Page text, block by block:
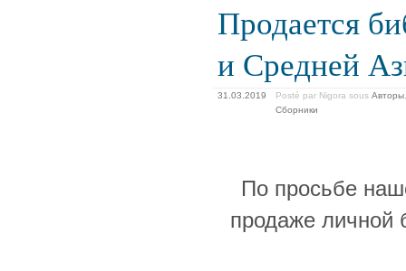
Продается
и Средней
31.03.2019 Posté par Nigora sous Авторы
Сборники
По просьбе
продаже личной